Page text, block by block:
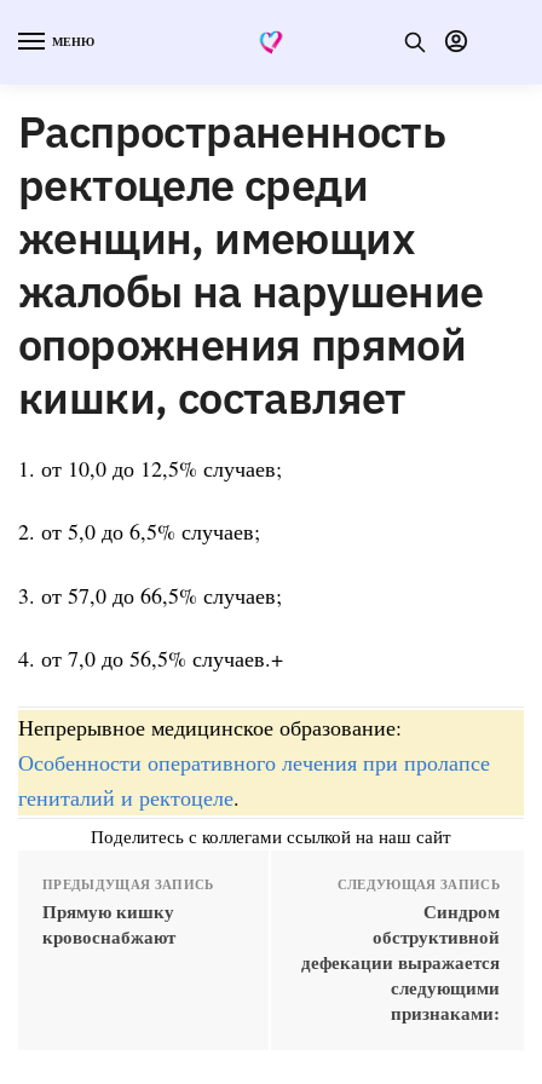
МЕНЮ
Распространенность
ректоцеле среди
женщин, имеющих
жалобы на нарушение
опорожнения прямой
кишки, составляет
1. от 10,0 до 12,5% случаев;
2. от 5,0 до 6,5% случаев;
3. от 57,0 до 66,5% случаев;
4. от 7,0 до 56,5% случаев.+
Непрерывное медицинское образование:
Особенности оперативного лечения при пролапсе
гениталий и ректоцеле.
Поделитесь с коллегами ссылкой на наш сайт
ПРЕДЫДУЩАЯ ЗАПИСЬ
Прямую кишку
кровоснабжают
СЛЕДУЮЩАЯ ЗАПИСЬ
Синдром
обструктивной
дефекации выражается
следующими
признаками: